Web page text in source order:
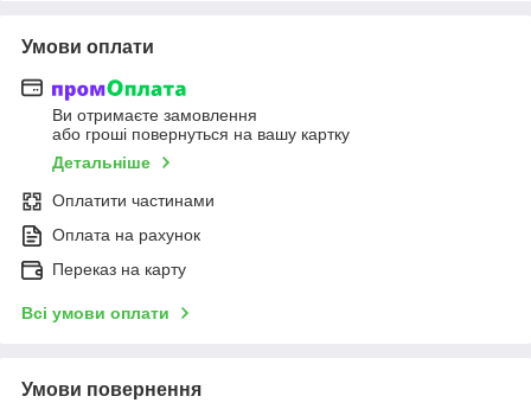
Умови оплати
Ви отримаєте замовлення
або гроші повернуться на вашу картку
Детальніше
Оплатити частинами
Оплата на рахунок
Переказ на карту
Всі умови оплати
Умови повернення